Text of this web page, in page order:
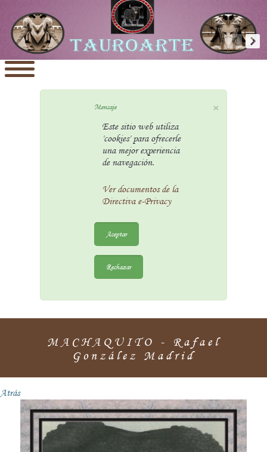
×
Mensaje
Este sitio web utiliza
'cookies' para ofrecerle
una mejor experiencia
de navegación.
Ver documentos de la
Directiva e-Privacy
Aceptar
Rechazar
MACHAQUITO - Rafael
González Madrid
Atrás